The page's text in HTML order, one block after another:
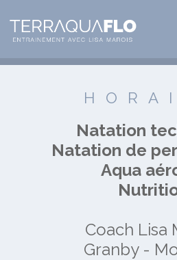
Natation
Natation de
Aqua
Coach Lisa
Granby -